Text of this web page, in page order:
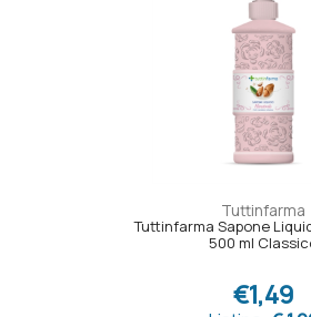
Tuttinfarma
Tuttinfarma Sapone
500 ml
€1,49